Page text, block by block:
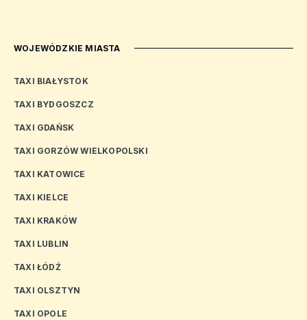
WOJEWÓDZKIE MIASTA
TAXI BIAŁYSTOK
TAXI BYDGOSZCZ
TAXI GDAŃSK
TAXI GORZÓW WIELKOPOLSKI
TAXI KATOWICE
TAXI KIELCE
TAXI KRAKÓW
TAXI LUBLIN
TAXI ŁÓDŹ
TAXI OLSZTYN
TAXI OPOLE